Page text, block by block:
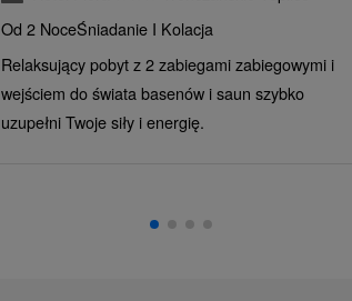
Od 2 NoceŚniadanie I Kolacja
Relaksujący pobyt z 2 zabiegami zabiegowymi i
wejściem do świata basenów i saun szybko
uzupełni Twoje siły i energię.